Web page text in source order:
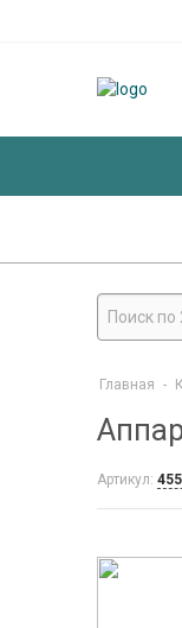
Главная -
Артикул: